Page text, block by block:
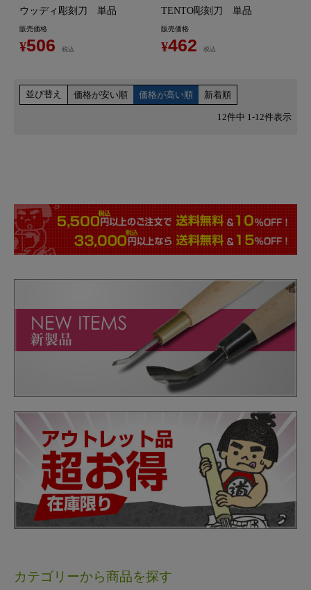
ウッディ彫刻刀 単品
販売価格
¥506 税込
TENTO彫刻刀 単品
販売価格
¥462 税込
並び替え 価格が安い順 価格が高い順 新着順
12件中 1 -12件表示
カテゴリーから商品を探す